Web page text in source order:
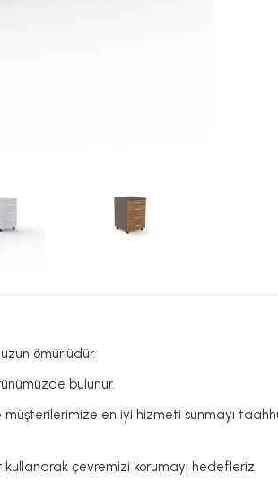
ömürlüdür.
bulunur.
en iyi hizmeti sunmayı
çevremizi korumayı hedefleriz.